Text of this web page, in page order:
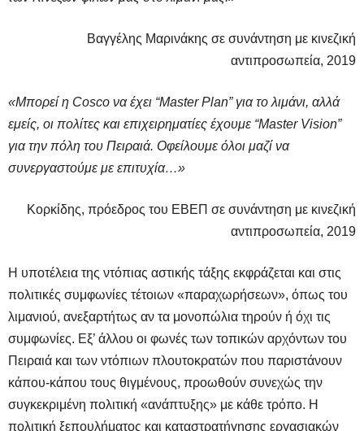
Βαγγέλης Μαρινάκης σε συνάντηση με κινεζική
αντιπροσωπεία, 2019
«Μπορεί η Cosco να έχει “Master Plan” για το λιμάνι, αλλά
εμείς, οι πολίτες και επιχειρηματίες έχουμε “Master Vision”
για την πόλη του Πειραιά. Οφείλουμε όλοι μαζί να
συνεργαστούμε με επιτυχία…»
Κορκίδης, πρόεδρος του ΕΒΕΠ σε συνάντηση με κινεζική
αντιπροσωπεία, 2019
Η υποτέλεια της ντόπιας αστικής τάξης εκφράζεται και στις
πολιτικές συμφωνίες τέτοιων «παραχωρήσεων», όπως του
λιμανιού, ανεξαρτήτως αν τα μονοπώλια τηρούν ή όχι τις
συμφωνίες. Εξ’ άλλου οι φωνές των τοπικών αρχόντων του
Πειραιά και των ντόπιων πλουτοκρατών που παριστάνουν
κάπου-κάπου τους θιγμένους, προωθούν συνεχώς την
συγκεκριμένη πολιτική «ανάπτυξης» με κάθε τρόπο. Η
πολιτική ξεπουλήματος και καταστρατήγησης εργασιακών